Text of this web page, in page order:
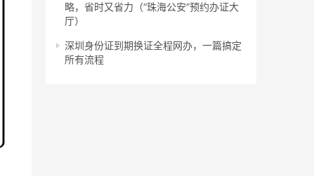
略，省时又省力（“珠海公安”预约办证大
厅）
深圳身份证到期换证全程网办，一篇搞定
所有流程